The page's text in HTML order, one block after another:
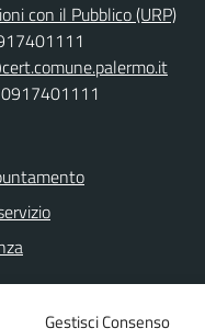
Gestisci Consenso
con il Pubblico (URP)